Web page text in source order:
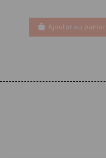
Ajouter au panier